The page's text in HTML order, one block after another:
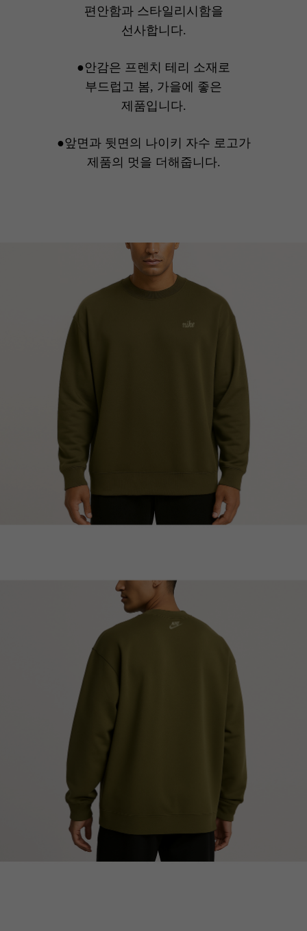
편안함과 스타일리시함을
선사합니다.
●안감은 프렌치 테리 소재로
부드럽고 봄, 가을에 좋은
제품입니다.
●앞면과 뒷면의 나이키 자수 로고가
제품의 멋을 더해줍니다.